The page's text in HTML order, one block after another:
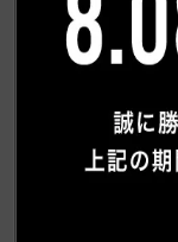
ご質問内容